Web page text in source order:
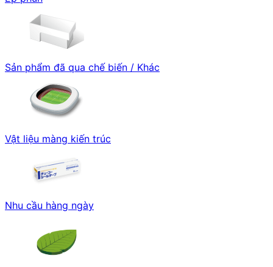
Sản phẩm đã qua chế biến / Khác
Vật liệu màng kiến trúc
Nhu cầu hàng ngày